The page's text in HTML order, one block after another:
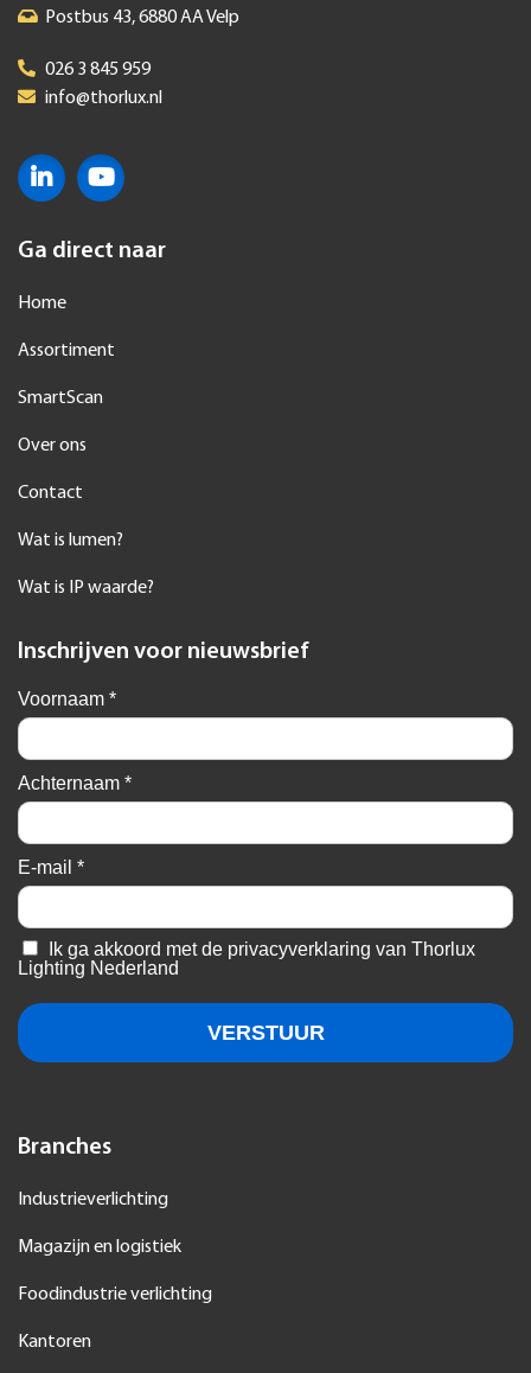
Postbus 43, 6880 AA Velp
026 3 845 959
info@thorlux.nl
Ga direct naar
Home
Assortiment
SmartScan
Over ons
Contact
Wat is lumen?
Wat is IP waarde?
Inschrijven voor nieuwsbrief
Branches
Industrieverlichting
Magazijn en logistiek
Foodindustrie verlichting
Kantoren